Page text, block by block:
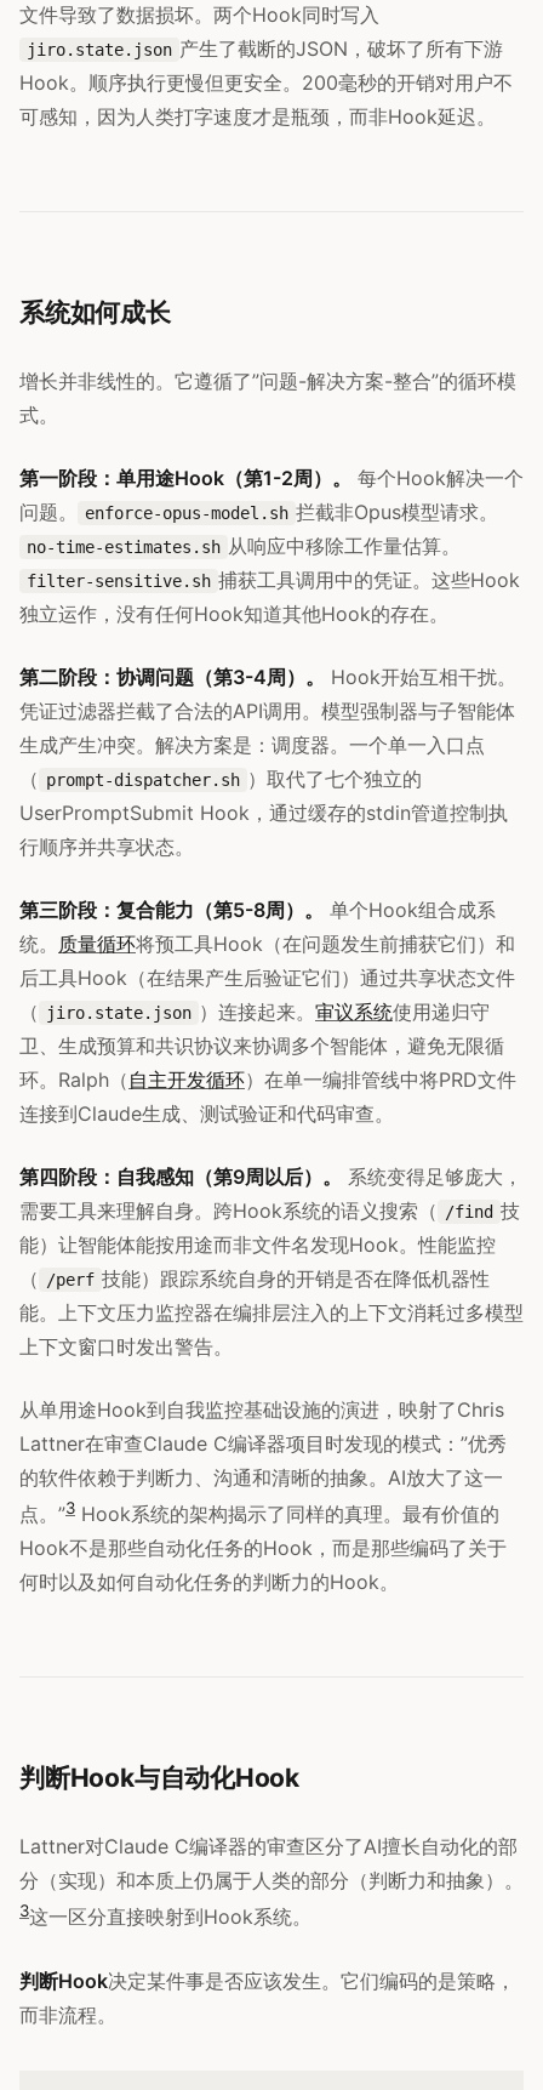
文件导致了数据损坏。两个Hook同时写入
jiro.state.json 产生了截断的JSON，破坏了所有下游
Hook。顺序执行更慢但更安全。200毫秒的开销对用户不
可感知，因为人类打字速度才是瓶颈，而非Hook延迟。
系统如何成长
增长并非线性的。它遵循了”问题-解决方案-整合”的循环模
式。
第一阶段：单用途Hook（第1-2周）。
每个Hook解决一个
问题。
enforce-opus-model.sh 拦截非Opus模型请求。
no-time-estimates.sh 从响应中移除工作量估算。
filter-sensitive.sh 捕获工具调用中的凭证。这些Hook
独立运作，没有任何Hook知道其他Hook的存在。
第二阶段：协调问题（第3-4周）。
Hook开始互相干扰。
凭证过滤器拦截了合法的API调用。模型强制器与子智能体
生成产生冲突。解决方案是：调度器。一个单一入口点
（ prompt-dispatcher.sh ）取代了七个独立的
UserPromptSubmit Hook，通过缓存的stdin管道控制执
行顺序并共享状态。
第三阶段：复合能力（第5-8周）。
单个Hook组合成系
统。 质量循环将预工具Hook（在问题发生前捕获它们）和
后工具Hook（在结果产生后验证它们）通过共享状态文件
（
jiro.state.json ）连接起来。 审议系统使用递归守
卫、生成预算和共识协议来协调多个智能体，避免无限循
环。Ralph（ 自主开发循环）在单一编排管线中将PRD文件
连接到Claude生成、测试验证和代码审查。
第四阶段：自我感知（第9周以后）。
系统变得足够庞大，
需要工具来理解自身。跨Hook系统的语义搜索（
/find 技
能）让智能体能按用途而非文件名发现Hook。性能监控
（
/perf 技能）跟踪系统自身的开销是否在降低机器性
能。上下文压力监控器在编排层注入的上下文消耗过多模型
上下文窗口时发出警告。
从单用途Hook到自我监控基础设施的演进，映射了Chris
Lattner在审查Claude C编译器项目时发现的模式：”优秀
的软件依赖于判断力、沟通和清晰的抽象。AI放大了这一
点。”3 Hook系统的架构揭示了同样的真理。最有价值的
Hook不是那些自动化任务的Hook，而是那些编码了关于
何时以及如何自动化任务的判断力的Hook。
判断Hook与自动化Hook
Lattner对Claude C编译器的审查区分了AI擅长自动化的部
分（实现）和本质上仍属于人类的部分（判断力和抽象）。
3这一区分直接映射到Hook系统。
判断Hook决定某件事是否应该发生。它们编码的是策略，
而非流程。